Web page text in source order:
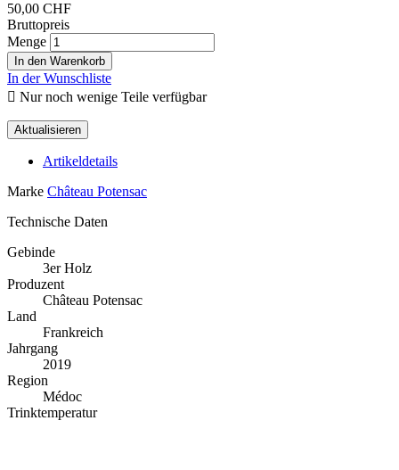
50,00 CHF
Bruttopreis
Menge
In den Warenkorb
In der Wunschliste
 Nur noch wenige Teile verfügbar
Artikeldetails
Marke Château Potensac
Technische Daten
Gebinde
3er Holz
Produzent
Château Potensac
Land
Frankreich
Jahrgang
2019
Region
Médoc
Trinktemperatur